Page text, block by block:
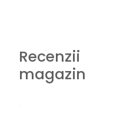
Recenzii
magazin